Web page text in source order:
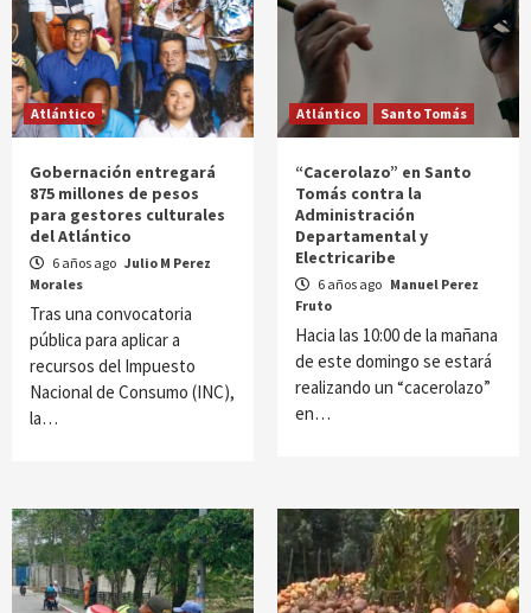
Atlántico
Gobernación entregará
875 millones de pesos
para gestores culturales
del Atlántico
6 años ago Julio M Perez
Morales
Tras una convocatoria
pública para aplicar a
recursos del Impuesto
Nacional de Consumo (INC),
la…
Atlántico Santo Tomás
“Cacerolazo” en Santo
Tomás contra la
Administración
Departamental y
Electricaribe
6 años ago Manuel Perez
Fruto
Hacia las 10:00 de la mañana
de este domingo se estará
realizando un “cacerolazo”
en…